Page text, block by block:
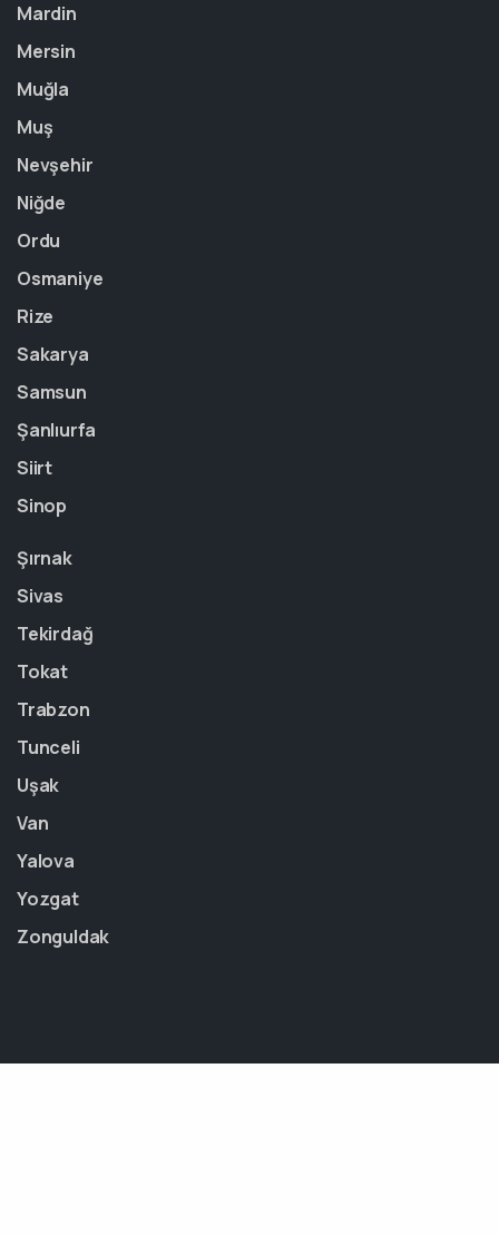
Mardin
Mersin
Muğla
Muş
Nevşehir
Niğde
Ordu
Osmaniye
Rize
Sakarya
Samsun
Şanlıurfa
Siirt
Sinop
Şırnak
Sivas
Tekirdağ
Tokat
Trabzon
Tunceli
Uşak
Van
Yalova
Yozgat
Zonguldak